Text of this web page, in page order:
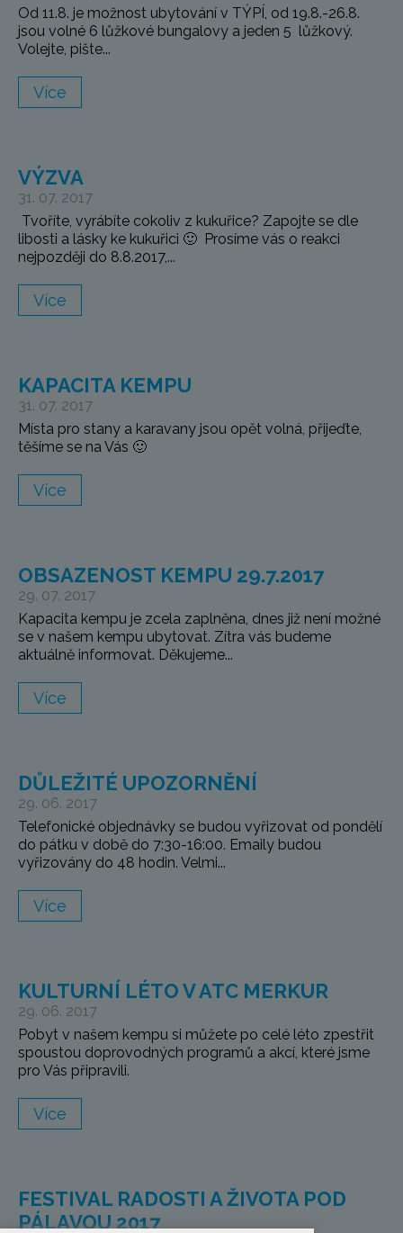
Od 11.8. je možnost ubytování v TÝPÍ, od 19.8.-26.8.
jsou volné 6 lůžkové bungalovy a jeden 5 lůžkový.
Volejte, pište...
Více
VÝZVA
31. 07. 2017
Tvoříte, vyrábíte cokoliv z kukuřice? Zapojte se dle
libosti a lásky ke kukuřici 🙂 Prosíme vás o reakci
nejpozději do 8.8.2017,...
Více
KAPACITA KEMPU
31. 07. 2017
Místa pro stany a karavany jsou opět volná, přijeďte,
těšíme se na Vás 🙂
Více
OBSAZENOST KEMPU 29.7.2017
29. 07. 2017
Kapacita kempu je zcela zaplněna, dnes již není možné
se v našem kempu ubytovat. Zítra vás budeme
aktuálně informovat. Děkujeme...
Více
DŮLEŽITÉ UPOZORNĚNÍ
29. 06. 2017
Telefonické objednávky se budou vyřizovat od pondělí
do pátku v době do 7:30-16:00. Emaily budou
vyřizovány do 48 hodin. Velmi...
Více
KULTURNÍ LÉTO V ATC MERKUR
29. 06. 2017
Pobyt v našem kempu si můžete po celé léto zpestřit
spoustou doprovodných programů a akcí, které jsme
pro Vás připravili.
Více
FESTIVAL RADOSTI A ŽIVOTA POD
PÁLAVOU 2017